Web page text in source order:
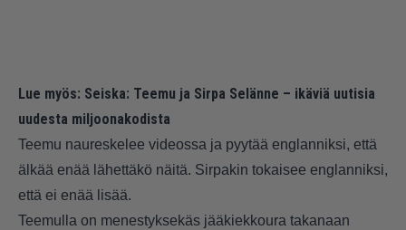
Lue myös: Seiska: Teemu ja Sirpa Selänne – ikäviä uutisia
uudesta miljoonakodista
Teemu naureskelee videossa ja pyytää englanniksi, että
älkää enää lähettäkö näitä. Sirpakin tokaisee englanniksi,
että ei enää lisää.
Teemulla on menestyksekäs jääkiekkoura takanaan